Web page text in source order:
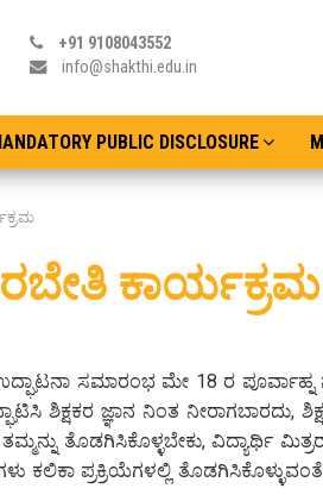
+91 9108043552
info@shakthi.edu.in
PUBLIC DISCLOSURE
ಕಾರ್ಯಕ್ರಮ
ಸಮಾರಂಭ ಮೇ 18 ರ ಪೂರ್ವಾಹ್ನ
ಶಿಕ್ಷಕರ ಜ್ಞಾನ ನಿಂತ ನೀರಾಗಬಾರದು,
ತೊಡಗಿಸಿಕೊಳ್ಳಬೇಕು, ವಿದ್ಯಾರ್ಥಿ
ಕಲಿಕಾ ಪ್ರಕ್ರಿಯೆಗಳಲ್ಲಿ